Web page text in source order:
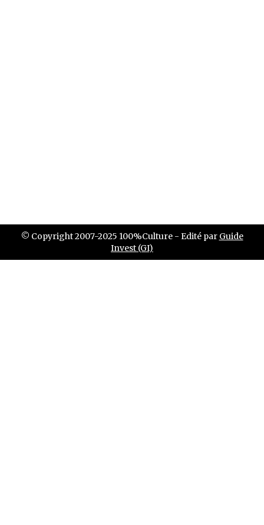
© Copyright 2007-2025 100%Culture - Edité par Guide
Invest (GI)